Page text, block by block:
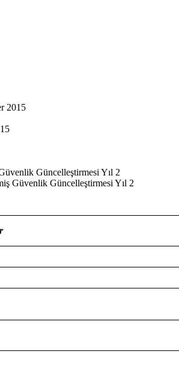
2015
Güncelleştirmesi Yıl 2
Güvenlik Güncelleştirmesi Yıl 2